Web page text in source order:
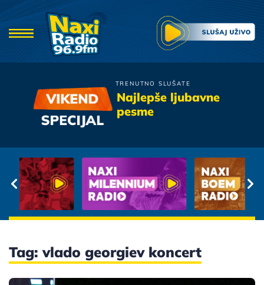
TRENUTNO SLUŠATE
Najlepše ljubavne
pesme
Bijelo Dugme
A i Ti Me Iznevjeri
Tag: vlado georgiev koncert